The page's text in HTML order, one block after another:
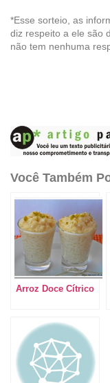
*Esse sorteio, as
diz respeito a ele são
não tem nenhuma
Você Também
Arroz Doce Cítrico